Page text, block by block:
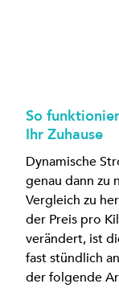
So
Ihr Zuhause
Dynamische
genau dann zu
Vergleich zu
der Preis pro
verändert, ist
fast stündlich
der folgende